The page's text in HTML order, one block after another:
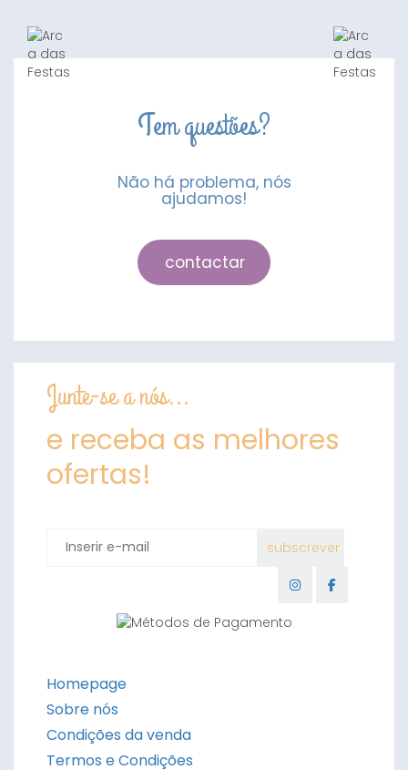
Torrado
1Kg
Tem questões?
Não há problema, nós
ajudamos!
contactar
Junte-se a nós...
e receba as melhores
ofertas!
Homepage
Sobre nós
Condições da venda
Termos e Condições